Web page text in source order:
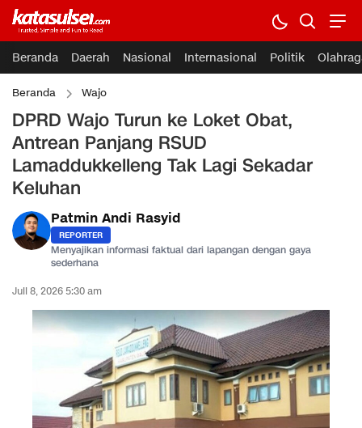
Beranda Daerah Nasional Internasional Politik
Beranda Wajo
DPRD Wajo Turun ke Loket Obat,
Antrean Panjang RSUD
Lamaddukkelleng Tak Lagi Sekadar
Keluhan
Patmin Andi Rasyid
REPORTER
Menyajikan informasi faktual dari lapangan dengan gaya
sederhana
Juli 8, 2026 5:30 am